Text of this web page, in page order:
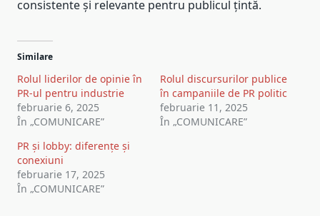
consistente și relevante pentru publicul țintă.
Similare
Rolul liderilor de opinie în
PR-ul pentru industrie
februarie 6, 2025
În „COMUNICARE”
Rolul discursurilor publice
în campaniile de PR politic
februarie 11, 2025
În „COMUNICARE”
PR și lobby: diferențe și
conexiuni
februarie 17, 2025
În „COMUNICARE”